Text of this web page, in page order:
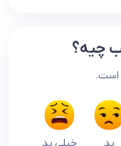
چیه؟
است.
بد خیلی بد